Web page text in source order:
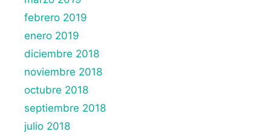
febrero 2019
enero 2019
diciembre 2018
noviembre 2018
octubre 2018
septiembre 2018
julio 2018